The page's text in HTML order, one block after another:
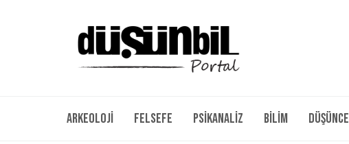
Arkeoloji Felsefe Psikanaliz Bilim Düşünce